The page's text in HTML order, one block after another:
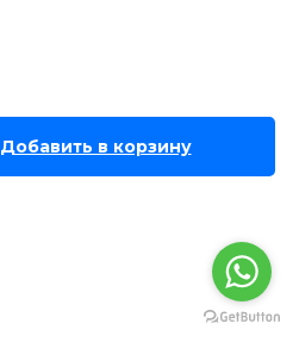
Добавить в корзину